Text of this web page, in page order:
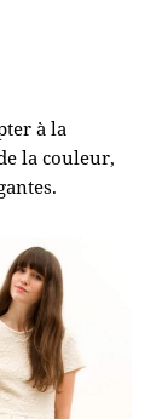
à la
la couleur,